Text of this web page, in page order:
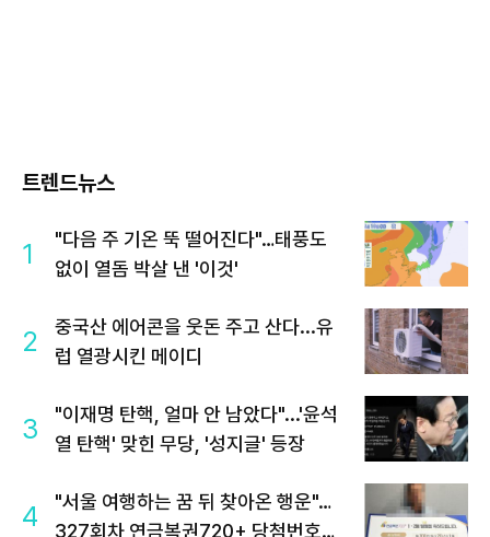
트렌드뉴스
1
"다음 주 기온 뚝 떨어진다"…태풍도
없이 열돔 박살 낸 '이것'
2
중국산 에어콘을 웃돈 주고 산다...유
럽 열광시킨 메이디
3
"이재명 탄핵, 얼마 안 남았다"...'윤석
열 탄핵' 맞힌 무당, '성지글' 등장
4
"서울 여행하는 꿈 뒤 찾아온 행운"…
327회차 연금복권720+ 당첨번호조